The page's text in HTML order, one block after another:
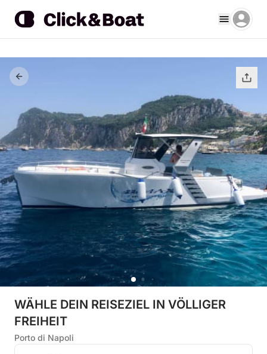
WÄHLE DEIN REISEZIEL IN VÖLLIGER
FREIHEIT
Porto di Napoli